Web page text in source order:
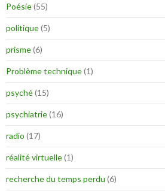
Poésie(55)
politique(5)
prisme(6)
Problème technique(1)
psyché(15)
psychiatrie(16)
radio (17)
réalité virtuelle(1)
recherche du temps perdu (6)